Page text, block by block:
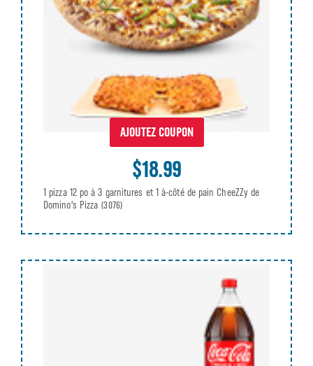
AJOUTEZ COUPON
$18.99
1 pizza 12 po à 3 garnitures et 1 à-côté de pain CheeZZy de
Domino's Pizza (3076)